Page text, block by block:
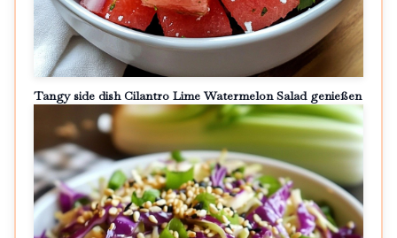
Tangy side dish Cilantro Lime Watermelon Salad genießen